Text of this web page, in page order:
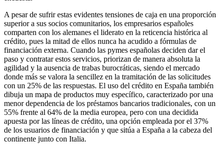
A pesar de sufrir estas evidentes tensiones de caja en una proporción
superior a sus socios comunitarios, los empresarios españoles
comparten con los alemanes el liderato en la reticencia histórica al
crédito, pues la mitad de ellos nunca ha acudido a fórmulas de
financiación externa. Cuando las pymes españolas deciden dar el
paso y contratar estos servicios, priorizan de manera absoluta la
agilidad y la ausencia de trabas burocráticas, siendo el mercado
donde más se valora la sencillez en la tramitación de las solicitudes
con un 25% de las respuestas. El uso del crédito en España también
dibuja un mapa de productos muy específico, caracterizado por una
menor dependencia de los préstamos bancarios tradicionales, con un
55% frente al 64% de la media europea, pero con una decidida
apuesta por las líneas de crédito, una opción empleada por el 37%
de los usuarios de financiación y que sitúa a España a la cabeza del
continente junto con Italia.